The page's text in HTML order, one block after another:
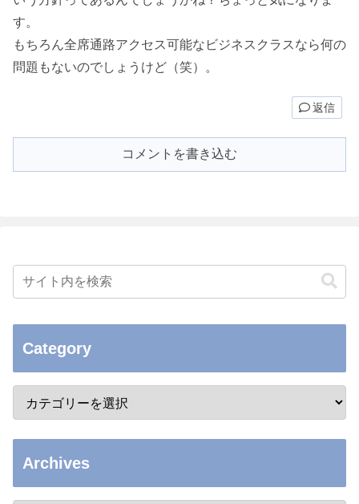
す。
もちろん全席通路アクセス可能なビジネスクラスなら何の
問題もないのでしょうけど（笑）。
返信
コメントを書き込む
Category
Archives